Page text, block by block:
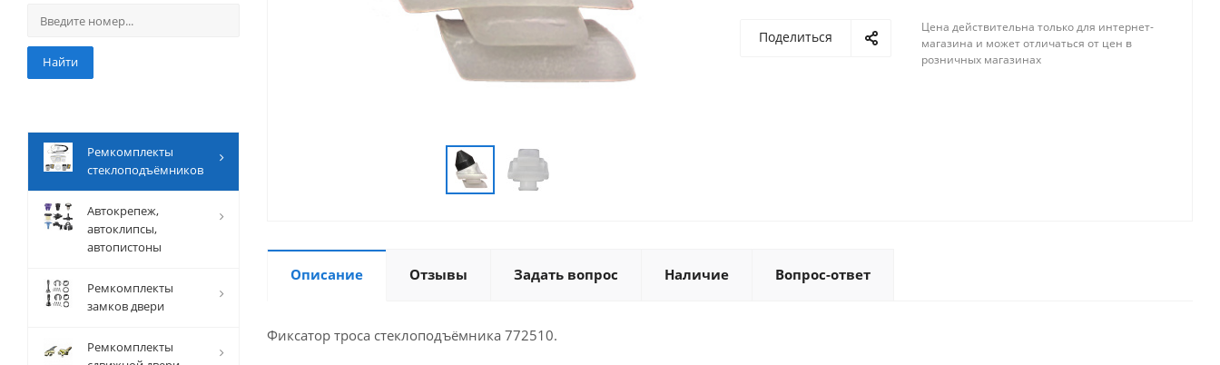
Найти
Ремкомплекты
стеклоподъёмников
Автокрепеж,
автоклипсы,
автопистоны
Ремкомплекты
замков двери
Ремкомплекты
Поделиться
Цена действительна только для интернет-
магазина и может отличаться от цен в
розничных магазинах
Описание Отзывы Задать вопрос Наличие Вопрос-ответ
Фиксатор троса стеклоподъёмника 772510.